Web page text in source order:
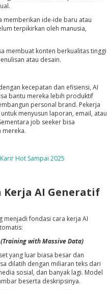
memberikan ide-ide baru atau
terpikirkan oleh manusia,
membuat konten berkualitas tinggi
atau desain.
kecepatan dan efisiensi, AI
bantu mereka lebih produktif
personal brand. Pekerja
menyusun laporan, email, atau
job seeker bisa
mereka.
Hot Sampai 2025
Kerja AI Generatif
menjadi fondasi cara kerja AI
with Massive Data)
yang luar biasa besar dan
dilatih dengan miliaran teks dari
sosial, dan banyak lagi. Model
beserta deskripsinya.